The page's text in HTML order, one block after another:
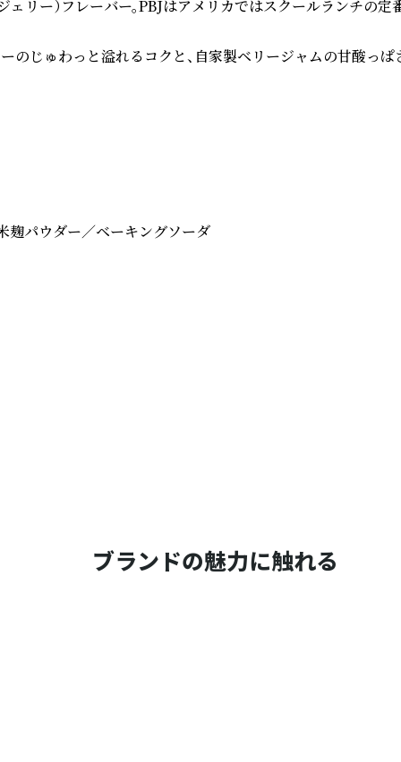
ー）フレーバー。PBJはアメリカではスクールラン
じゅわっと溢れるコクと、自家製ベリージャムの甘酸っ
米麹パウダー／ベーキングソーダ
ブランドの魅力に触れる